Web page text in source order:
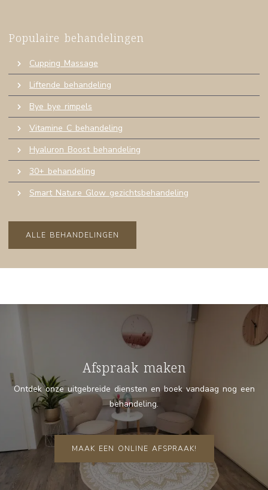
Populaire behandelingen
Cupping Massage
Liftende behandeling
Bye bye rimpels
Vitamine C behandeling
Hyaluron Boost behandeling
30+ behandeling
Smart Nature Glow gezichtsbehandeling
ALLE BEHANDELINGEN
Afspraak maken
Ontdek onze uitgebreide diensten en boek vandaag nog een
behandeling.
MAAK EEN ONLINE AFSPRAAK!